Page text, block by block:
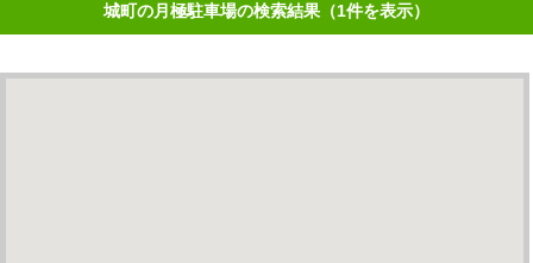
城町の月極駐車場の検索結果（1件を表示）